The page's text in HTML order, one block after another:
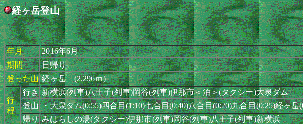
経ヶ岳登山
年月
2016年6月
期間
日帰り
登った山 経ヶ岳 (2,296ｍ)
行
程
行き 新横浜(列車)八王子(列車)岡谷(列車)伊那市＜泊＞(タクシー)大泉ダム
登山 ・大泉ダム(0:55)四合目(1:10)七合目(0:40)八合目(0:20)九合目(0:25)経ヶ
帰り みはらしの湯(タクシー)伊那市(列車)岡谷(列車)八王子(列車)新横浜